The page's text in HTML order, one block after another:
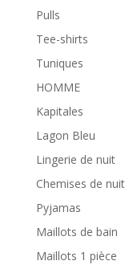
Pulls
Tee-shirts
Tuniques
HOMME
Kapitales
Lagon Bleu
Lingerie de nuit
Chemises de nuit
Pyjamas
Maillots de bain
Maillots 1 pièce